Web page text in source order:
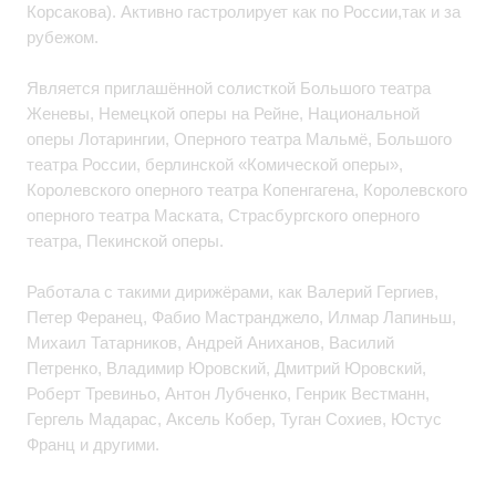
Корсакова). Активно гастролирует как по России,так и за
рубежом.
Является приглашённой солисткой Большого театра
Женевы, Немецкой оперы на Рейне, Национальной
оперы Лотарингии, Оперного театра Мальмё, Большого
театра России, берлинской «Комической оперы»,
Королевского оперного театра Копенгагена, Королевского
оперного театра Маската, Страсбургского оперного
театра, Пекинской оперы.
Работала с такими дирижёрами, как Валерий Гергиев,
Петер Феранец, Фабио Мастранджело, Илмар Лапиньш,
Михаил Татарников, Андрей Аниханов, Василий
Петренко, Владимир Юровский, Дмитрий Юровский,
Роберт Тревиньо, Антон Лубченко, Генрик Вестманн,
Гергель Мадарас, Аксель Кобер, Туган Сохиев, Юстус
Франц и другими.